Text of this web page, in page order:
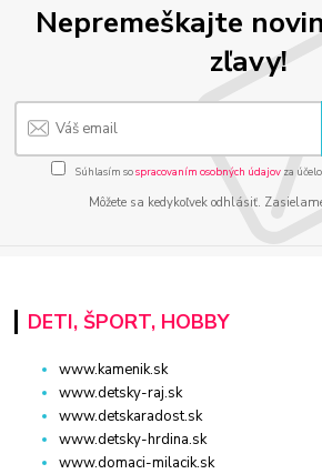
Nepremeškajte
zľavy!
Súhlasím sospracovaním osobných údajov za
Môžete sa kedykoľvek odhlásiť.
DETI, ŠPORT, HOBBY
www.kamenik.sk
www.detsky-raj.sk
www.detskaradost.sk
www.detsky-hrdina.sk
www.domaci-milacik.sk